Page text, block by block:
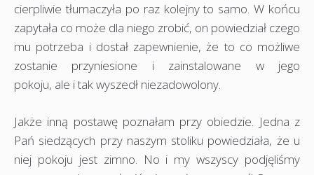
cierpliwie tłumaczyła po raz kolejny to samo. W końcu
zapytała co może dla niego zrobić, on powiedział czego
mu potrzeba i dostał zapewnienie, że to co możliwe
zostanie przyniesione i zainstalowane w jego
pokoju, ale i tak wyszedł niezadowolony.
Jakże inną postawę poznałam przy obiedzie. Jedna z
Pań siedzących przy naszym stoliku powiedziała, że u
niej pokoju jest zimno. No i my wszyscy podjęliśmy